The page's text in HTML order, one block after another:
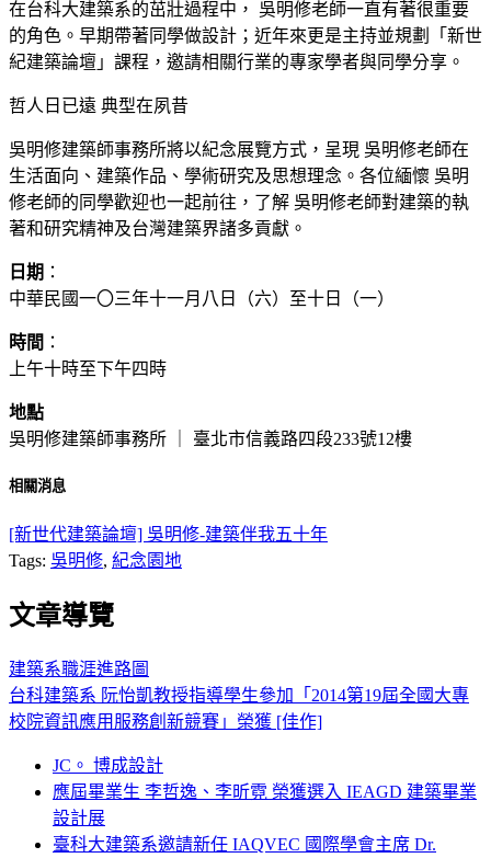
在台科大建築系的茁壯過程中， 吳明修老師一直有著很重要
的角色。早期帶著同學做設計；近年來更是主持並規劃「新世
紀建築論壇」課程，邀請相關行業的專家學者與同學分享。
哲人日已遠 典型在夙昔
吳明修建築師事務所將以紀念展覽方式，呈現 吳明修老師在
生活面向、建築作品、學術研究及思想理念。各位緬懷 吳明
修老師的同學歡迎也一起前往，了解 吳明修老師對建築的執
著和研究精神及台灣建築界諸多貢獻。
日期 ：
中華民國一〇三年十一月八日（六）至十日（一）
時間 ：
上午十時至下午四時
地點
吳明修建築師事務所 ｜ 臺北市信義路四段233號12樓
相關消息
[新世代建築論壇] 吳明修-建築伴我五十年
Tags: 吳明修, 紀念園地
文章導覽
建築系職涯進路圖
台科建築系 阮怡凱教授指導學生參加「2014第19屆全國大專
校院資訊應用服務創新競賽」榮獲 [佳作]
JC。 博成設計
應屆畢業生 李哲逸、李昕霓 榮獲選入 IEAGD 建築畢業
設計展
臺科大建築系邀請新任 IAQVEC 國際學會主席 Dr.